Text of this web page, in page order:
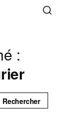
:
Rechercher